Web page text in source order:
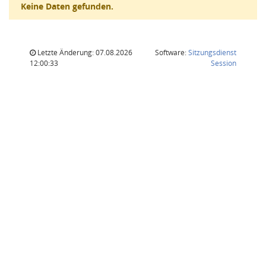
Keine Daten gefunden.
Letzte Änderung: 07.08.2026
12:00:33
Software:Sitzungsdienst
Session(Wird in